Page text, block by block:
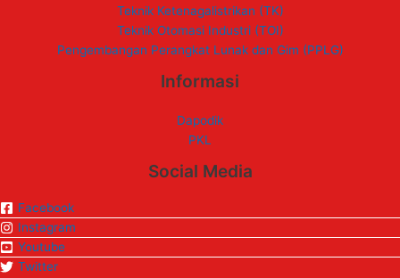
Teknik Ketenagalistrikan (TK)
Teknik Otomasi Industri (TOI)
Pengembangan Perangkat Lunak dan Gim (PPLG)
Informasi
Dapodik
PKL
Social Media
Facebook
Instagram
Youtube
Twitter